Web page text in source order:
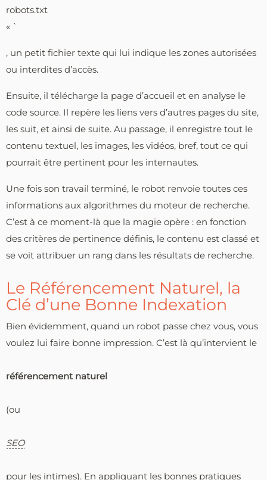
robots.txt
« `
, un petit fichier texte qui lui indique les zones autorisées
ou interdites d’accès.
Ensuite, il télécharge la page d’accueil et en analyse le
code source. Il repère les liens vers d’autres pages du site,
les suit, et ainsi de suite. Au passage, il enregistre tout le
contenu textuel, les images, les vidéos, bref, tout ce qui
pourrait être pertinent pour les internautes.
Une fois son travail terminé, le robot renvoie toutes ces
informations aux algorithmes du moteur de recherche.
C’est à ce moment-là que la magie opère : en fonction
des critères de pertinence définis, le contenu est classé et
se voit attribuer un rang dans les résultats de recherche.
Le Référencement Naturel, la
Clé d’une Bonne Indexation
Bien évidemment, quand un robot passe chez vous, vous
voulez lui faire bonne impression. C’est là qu’intervient le
référencement naturel
(ou
SEO
pour les intimes). En appliquant les bonnes pratiques